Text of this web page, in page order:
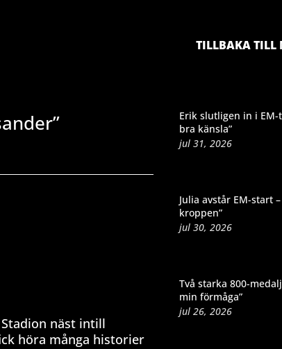
TILLBAKA TILL
näst intill
höra många historier
Erik slutligen in i EM-
bra känsla”
jul 31, 2026
Julia avstår EM-start
kroppen”
jul 30, 2026
Två starka 800-
min förmåga”
jul 26, 2026